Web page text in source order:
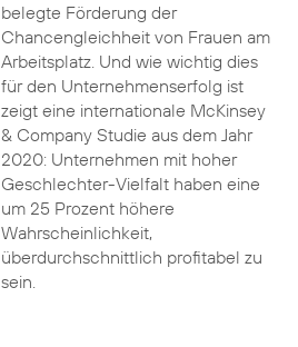
belegte Förderung der
Chancengleichheit von Frauen am
Arbeitsplatz. Und wie wichtig dies
für den Unternehmenserfolg ist
zeigt eine internationale McKinsey
& Company Studie aus dem Jahr
2020: Unternehmen mit hoher
Geschlechter-Vielfalt haben eine
um 25 Prozent höhere
Wahrscheinlichkeit,
überdurchschnittlich profitabel zu
sein.